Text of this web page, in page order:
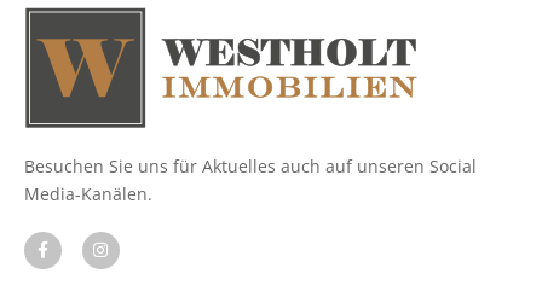
Besuchen Sie uns für Aktuelles auch auf unseren Social
Media-Kanälen.